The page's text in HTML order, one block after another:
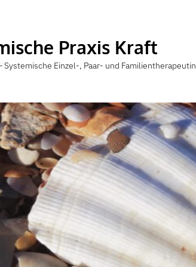
Praxis Kraft
Systemische Einzel-, Paar- und Familientherapeutin